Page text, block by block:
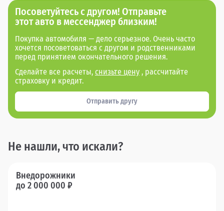
Посоветуйтесь с другом! Отправьте
этот авто в мессенджер близким!
Покупка автомобиля — дело серьезное. Очень часто
хочется посоветоваться с другом и родственниками
перед принятием окончательного решения.
Сделайте все расчеты, снизьте цену , рассчитайте
страховку и кредит.
Отправить другу
Не нашли, что искали?
Внедорожники
до 2 000 000 ₽